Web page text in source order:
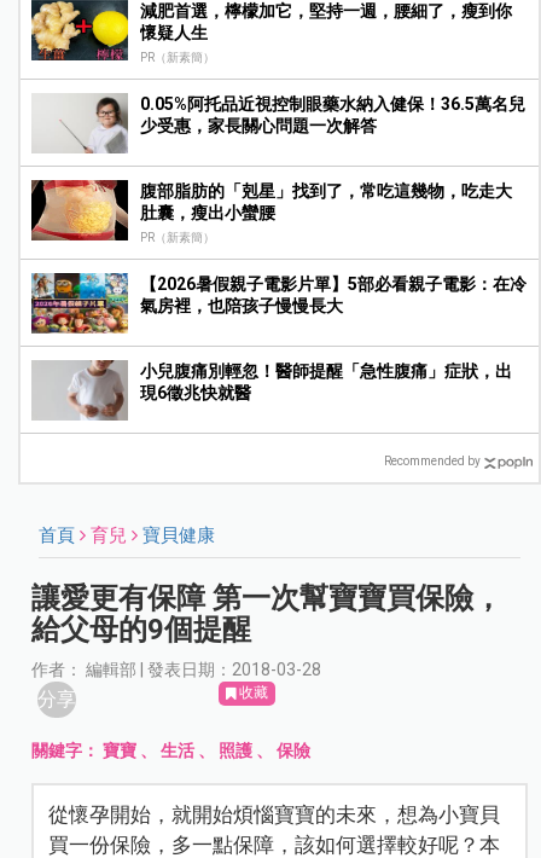
減肥首選，檸檬加它，堅持一週，腰細了，瘦到你
懷疑人生
PR（新素簡）
0.05%阿托品近視控制眼藥水納入健保！36.5萬名兒
少受惠，家長關心問題一次解答
腹部脂肪的「剋星」找到了，常吃這幾物，吃走大
肚囊，瘦出小蠻腰
PR（新素簡）
【2026暑假親子電影片單】5部必看親子電影：在冷
氣房裡，也陪孩子慢慢長大
小兒腹痛別輕忽！醫師提醒「急性腹痛」症狀，出
現6徵兆快就醫
Recommended by
首頁 育兒 寶貝健康
讓愛更有保障 第一次幫寶寶買保險，
給父母的9個提醒
作者： 編輯部 | 發表日期：2018-03-28
分享 收藏
關鍵字：寶寶 、生活 、 照護 、保險
從懷孕開始，就開始煩惱寶寶的未來，想為小寶貝
買一份保險，多一點保障，該如何選擇較好呢？本